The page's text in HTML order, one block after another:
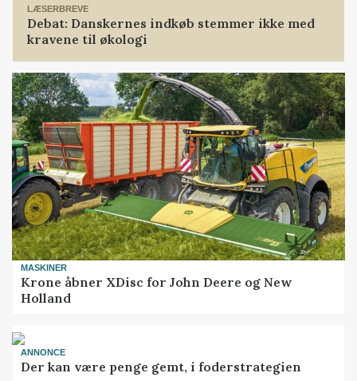
LÆSERBREVE
Debat: Danskernes indkøb stemmer ikke med
kravene til økologi
MASKINER
Krone åbner XDisc for John Deere og New
Holland
ANNONCE
Der kan være penge gemt, i foderstrategien